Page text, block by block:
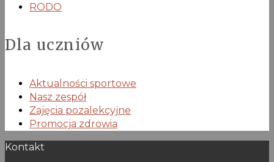
RODO
Dla uczniów
Aktualności sportowe
Nasz zespół
Zajęcia pozalekcyjne
Promocja zdrowia
Kontakt